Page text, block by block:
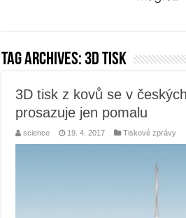
Tag Archives:3d tisk
3D tisk z kovů se v
prosazuje jen pomalu
science 19. 4. 2017 Tiskové zprávy